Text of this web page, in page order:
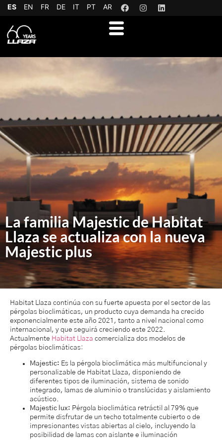
ES EN FR DE IT PT AR
La familia Majestic de Habitat
Llaza se actualiza con la nueva
Majestic plus
Habitat Llaza continúa con su fuerte apuesta por el sector de las
pérgolas bioclimáticas, un producto cuya demanda ha crecido
exponencialmente este año 2021, tanto a nivel nacional como
internacional, y que seguirá creciendo este 2022.
Actualmente Habitat Llaza comercializa dos modelos de
pérgolas bioclimáticas:
Majestic: Es la pérgola bioclimática más multifuncional y
personalizable de Habitat Llaza, disponiendo de
diferentes tipos de iluminación, sistema de sonido
integrado, lamas de aluminio o translúcidas y aislamiento
acústico.
Majestic lux: Pérgola bioclimática retráctil al 79% que
permite disfrutar de un techo totalmente cubierto o de
impresionantes vistas abiertas al cielo, incluyendo la
posibilidad de lamas con aislante e iluminación